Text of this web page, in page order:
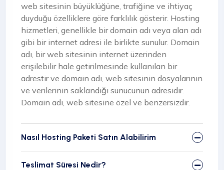
web sitesinin büyüklüğüne, trafiğine ve ihtiyaç
duyduğu özelliklere göre farklılık gösterir. Hosting
hizmetleri, genellikle bir domain adı veya alan adı
gibi bir internet adresi ile birlikte sunulur. Domain
adı, bir web sitesinin internet üzerinden
erişilebilir hale getirilmesinde kullanılan bir
adrestir ve domain adı, web sitesinin dosyalarının
ve verilerinin saklandığı sunucunun adresidir.
Domain adı, web sitesine özel ve benzersizdir.
Nasıl Hosting Paketi Satın Alabilirim
Teslimat Süresi Nedir?